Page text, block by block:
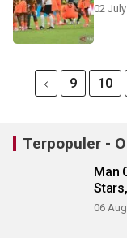
02
9 10
Terpopuler -
Man
06